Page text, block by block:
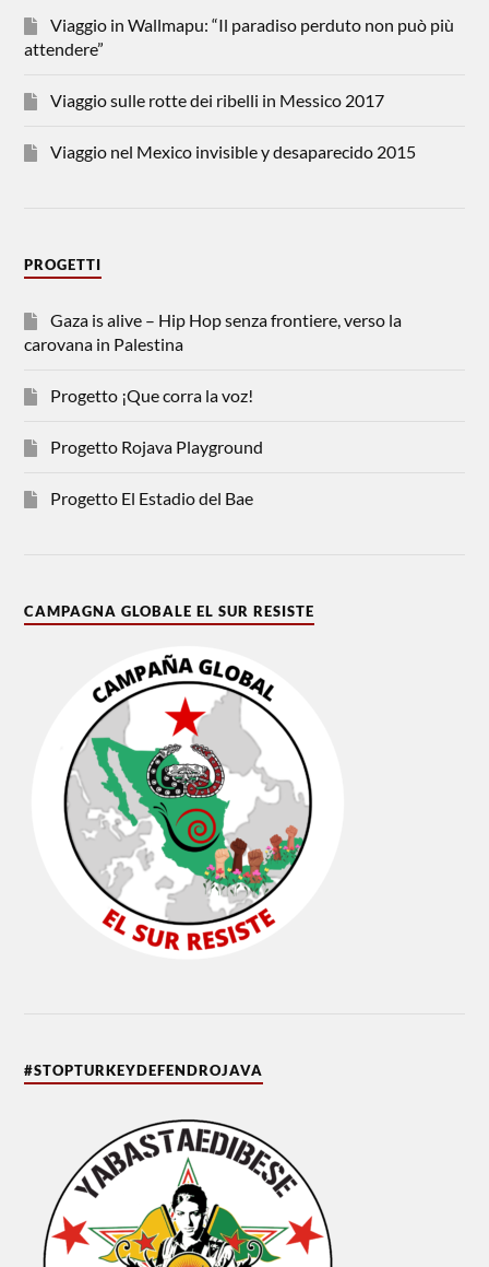
Viaggio in Wallmapu: “Il paradiso perduto non può più
attendere”
Viaggio sulle rotte dei ribelli in Messico 2017
Viaggio nel Mexico invisible y desaparecido 2015
PROGETTI
Gaza is alive – Hip Hop senza frontiere, verso la
carovana in Palestina
Progetto ¡Que corra la voz!
Progetto Rojava Playground
Progetto El Estadio del Bae
CAMPAGNA GLOBALE EL SUR RESISTE
#STOPTURKEYDEFENDROJAVA